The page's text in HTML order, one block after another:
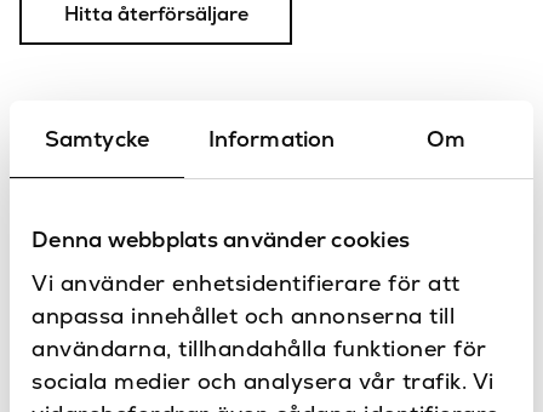
Samtycke Information Om
Denna webbplats använder cookies
Vi använder enhetsidentifierare för att
anpassa innehållet och annonserna till
användarna, tillhandahålla funktioner för
sociala medier och analysera vår trafik. Vi
Hitta återförsäljare
Specifikationer
Dimbar Ja
Djup (mm) 95
Färg Grå, Svart, Vit
Höjd (mm) 150
Montering
Faktablad - 7127
Faktablad - 7128
Faktablad - 7565
Kontakta oss
Har du frågor eller vill du göra en